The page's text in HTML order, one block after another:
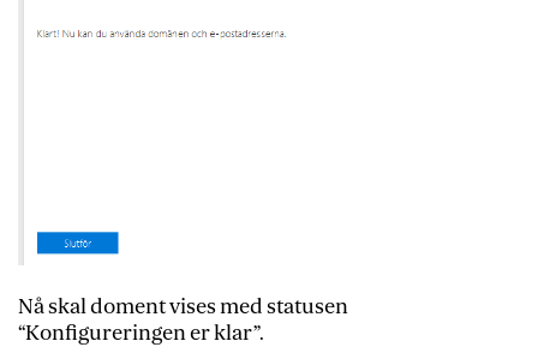
Nå skal doment vises med statusen
“Konfigureringen er klar”.